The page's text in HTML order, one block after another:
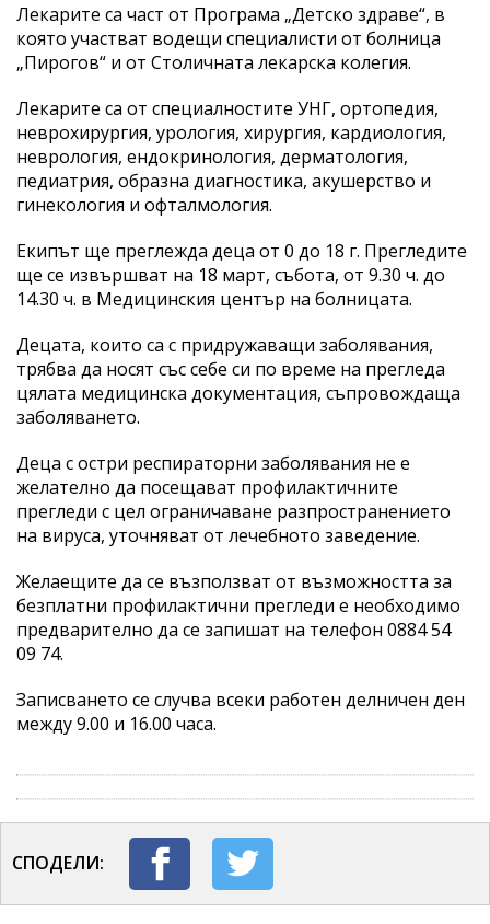
Лекарите са част от Програма „Детско здраве“, в
която участват водещи специалисти от болница
„Пирогов“ и от Столичната лекарска колегия.
Лекарите са от специалностите УНГ, ортопедия,
неврохирургия, урология, хирургия, кардиология,
неврология, ендокринология, дерматология,
педиатрия, образна диагностика, акушерство и
гинекология и офталмология.
Екипът ще преглежда деца от 0 до 18 г. Прегледите
ще се извършват на 18 март, събота, от 9.30 ч. до
14.30 ч. в Медицинския център на болницата.
Децата, които са с придружаващи заболявания,
трябва да носят със себе си по време на прегледа
цялата медицинска документация, съпровождаща
заболяването.
Деца с остри респираторни заболявания не е
желателно да посещават профилактичните
прегледи с цел ограничаване разпространението
на вируса, уточняват от лечебното заведение.
Желаещите да се възползват от възможността за
безплатни профилактични прегледи е необходимо
предварително да се запишат на телефон 0884 54
09 74.
Записването се случва всеки работен делничен ден
между 9.00 и 16.00 часа.
СПОДЕЛИ: